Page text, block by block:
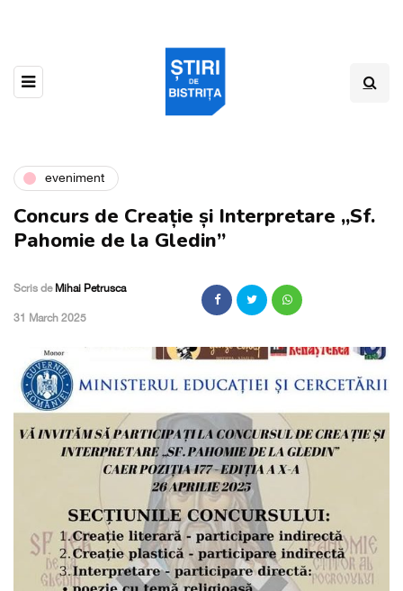
eveniment
Concurs de Creație și Interpretare „Sf.
Pahomie de la Gledin”
Scris de Mihai Petrusca
,31 March 2025